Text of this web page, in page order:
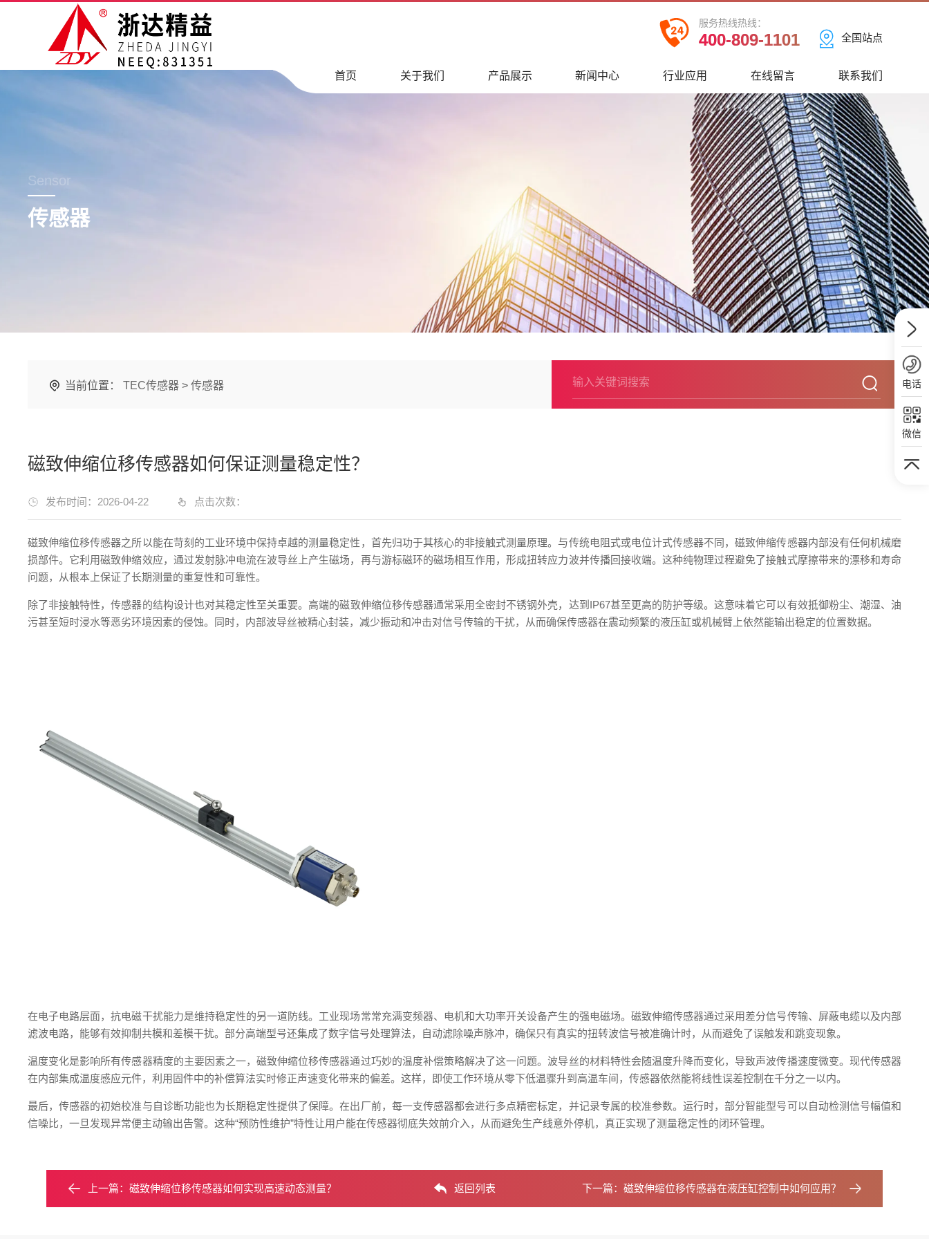
全国站点
服务热线热线：
400-809-1101
首页 关于我们 产品展示 新闻中心 行业应用 在线留言 联系我们
Sensor
传感器
当前位置： TEC传感器 > 传感器
磁致伸缩位移传感器如何保证测量稳定性？
发布时间：2026-04-22 点击次数：
磁致伸缩位移传感器之所以能在苛刻的工业环境中保持卓越的测量稳定性，首先归功于其核心的非接触式测量原理。与传统电阻式或电位计式传感器不同，磁致伸缩传感器内部没有任何机械磨
损部件。它利用磁致伸缩效应，通过发射脉冲电流在波导丝上产生磁场，再与游标磁环的磁场相互作用，形成扭转应力波并传播回接收端。这种纯物理过程避免了接触式摩擦带来的漂移和寿命
问题，从根本上保证了长期测量的重复性和可靠性。
除了非接触特性，传感器的结构设计也对其稳定性至关重要。高端的磁致伸缩位移传感器通常采用全密封不锈钢外壳，达到IP67甚至更高的防护等级。这意味着它可以有效抵御粉尘、潮湿、油
污甚至短时浸水等恶劣环境因素的侵蚀。同时，内部波导丝被精心封装，减少振动和冲击对信号传输的干扰，从而确保传感器在震动频繁的液压缸或机械臂上依然能输出稳定的位置数据。
在电子电路层面，抗电磁干扰能力是维持稳定性的另一道防线。工业现场常常充满变频器、电机和大功率开关设备产生的强电磁场。磁致伸缩传感器通过采用差分信号传输、屏蔽电缆以及内部
滤波电路，能够有效抑制共模和差模干扰。部分高端型号还集成了数字信号处理算法，自动滤除噪声脉冲，确保只有真实的扭转波信号被准确计时，从而避免了误触发和跳变现象。
温度变化是影响所有传感器精度的主要因素之一，磁致伸缩位移传感器通过巧妙的温度补偿策略解决了这一问题。波导丝的材料特性会随温度升降而变化，导致声波传播速度微变。现代传感器
在内部集成温度感应元件，利用固件中的补偿算法实时修正声速变化带来的偏差。这样，即使工作环境从零下低温骤升到高温车间，传感器依然能将线性误差控制在千分之一以内。
最后，传感器的初始校准与自诊断功能也为长期稳定性提供了保障。在出厂前，每一支传感器都会进行多点精密标定，并记录专属的校准参数。运行时，部分智能型号可以自动检测信号幅值和
信噪比，一旦发现异常便主动输出告警。这种“预防性维护”特性让用户能在传感器彻底失效前介入，从而避免生产线意外停机，真正实现了测量稳定性的闭环管理。
上一篇：磁致伸缩位移传感器如何实现高速动态测量？ 返回列表 下一篇： 磁致伸缩位移传感器在液压缸控制中如何应用？
电话
微信